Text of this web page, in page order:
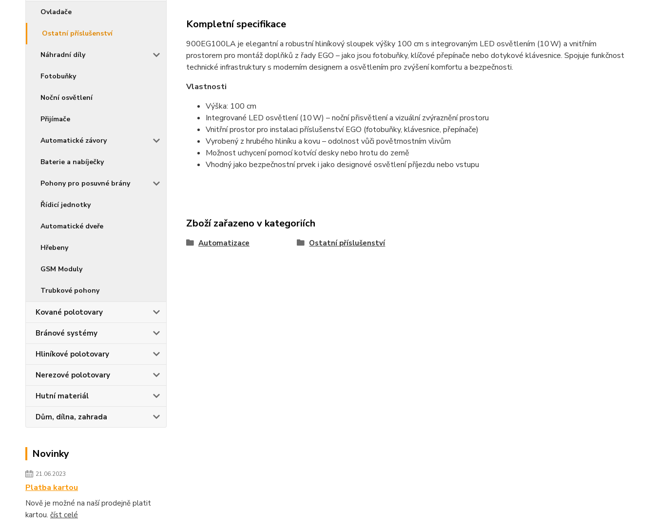
Ovladače
Ostatní příslušenství
Náhradní díly
Fotobuňky
Noční osvětlení
Přijímače
Automatické závory
Baterie a nabíječky
Pohony pro posuvné brány
Řídicí jednotky
Automatické dveře
Hřebeny
GSM Moduly
Trubkové pohony
Kované polotovary
Bránové systémy
Hliníkové polotovary
Nerezové polotovary
Hutní materiál
Dům, dílna, zahrada
Novinky
21.06.2023
Platba kartou
Nově je možné na naší prodejně platit
kartou. číst celé
Kompletní specifikace
900EG100LA je elegantní a robustní hliníkový sloupek výšky 100 cm s integrovaným LED osvětlením (10 W) a vnitřním
prostorem pro montáž doplňků z řady EGO – jako jsou fotobuňky, klíčové přepínače nebo dotykové klávesnice. Spojuje funkčnost
technické infrastruktury s moderním designem a osvětlením pro zvýšení komfortu a bezpečnosti.
Vlastnosti
Výška: 100 cm
Integrované LED osvětlení (10 W) – noční přisvětlení a vizuální zvýraznění prostoru
Vnitřní prostor pro instalaci příslušenství EGO (fotobuňky, klávesnice, přepínače)
Vyrobený z hrubého hliníku a kovu – odolnost vůči povětrnostním vlivům
Možnost uchycení pomocí kotvící desky nebo hrotu do země
Vhodný jako bezpečnostní prvek i jako designové osvětlení příjezdu nebo vstupu
Zboží zařazeno v kategoriích
Automatizace Ostatní příslušenství